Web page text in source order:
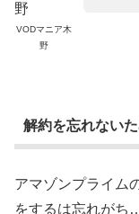
VODマニア木
野
解約を忘れない
アマゾンプライム
をするは忘れがち